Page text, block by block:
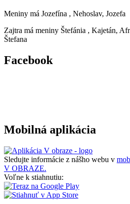
Meniny má Jozefína , Nehoslav, Jozefa
Zajtra má meniny Štefánia , Kajetán,
Štefana
Facebook
Mobilná aplikácia
Sledujte informácie z nášho webu v
V OBRAZE.
Voľne k stiahnutiu: